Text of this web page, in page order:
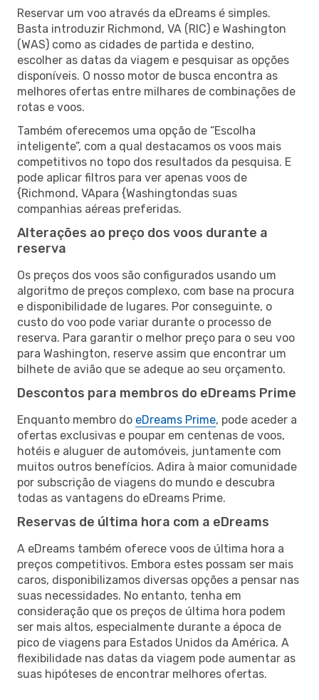
Reservar um voo através da eDreams é simples.
Basta introduzir Richmond, VA (RIC) e Washington
(WAS) como as cidades de partida e destino,
escolher as datas da viagem e pesquisar as opções
disponíveis. O nosso motor de busca encontra as
melhores ofertas entre milhares de combinações de
rotas e voos.
Também oferecemos uma opção de “Escolha
inteligente”, com a qual destacamos os voos mais
competitivos no topo dos resultados da pesquisa. E
pode aplicar filtros para ver apenas voos de
{Richmond, VApara {Washingtondas suas
companhias aéreas preferidas.
Alterações ao preço dos voos durante a
reserva
Os preços dos voos são configurados usando um
algoritmo de preços complexo, com base na procura
e disponibilidade de lugares. Por conseguinte, o
custo do voo pode variar durante o processo de
reserva. Para garantir o melhor preço para o seu voo
para Washington, reserve assim que encontrar um
bilhete de avião que se adeque ao seu orçamento.
Descontos para membros do eDreams Prime
Enquanto membro do eDreams Prime, pode aceder a
ofertas exclusivas e poupar em centenas de voos,
hotéis e aluguer de automóveis, juntamente com
muitos outros benefícios. Adira à maior comunidade
por subscrição de viagens do mundo e descubra
todas as vantagens do eDreams Prime.
Reservas de última hora com a eDreams
A eDreams também oferece voos de última hora a
preços competitivos. Embora estes possam ser mais
caros, disponibilizamos diversas opções a pensar nas
suas necessidades. No entanto, tenha em
consideração que os preços de última hora podem
ser mais altos, especialmente durante a época de
pico de viagens para Estados Unidos da América. A
flexibilidade nas datas da viagem pode aumentar as
suas hipóteses de encontrar melhores ofertas.